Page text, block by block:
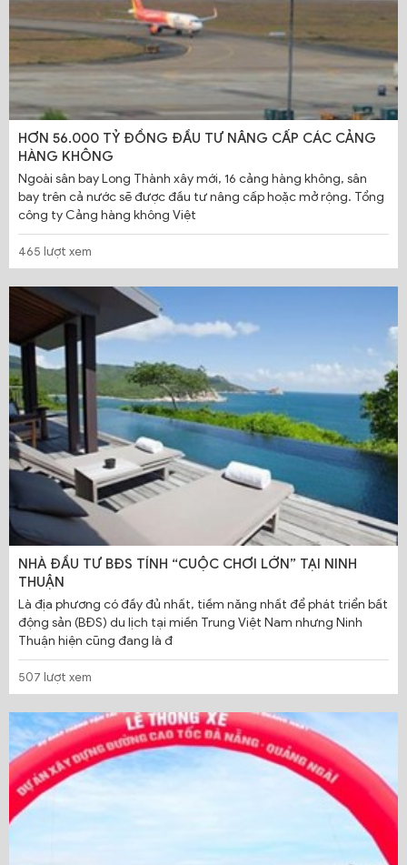
HƠN 56.000 TỶ ĐỒNG ĐẦU TƯ NÂNG CẤP CÁC CẢNG
HÀNG KHÔNG
Ngoài sân bay Long Thành xây mới, 16 cảng hàng không, sân
bay trên cả nước sẽ được đầu tư nâng cấp hoặc mở rộng. Tổng
công ty Cảng hàng không Việt
465 lượt xem
NHÀ ĐẦU TƯ BĐS TÍNH “CUỘC CHƠI LỚN” TẠI NINH
THUẬN
Là địa phương có đầy đủ nhất, tiềm năng nhất để phát triển bất
động sản (BĐS) du lịch tại miền Trung Việt Nam nhưng Ninh
Thuận hiện cũng đang là đ
507 lượt xem